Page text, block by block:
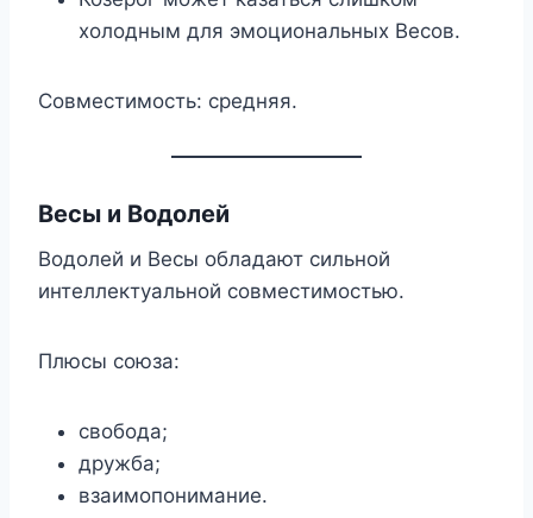
холодным для эмоциональных Весов.
Совместимость: средняя.
Весы и Водолей
Водолей и Весы обладают сильной
интеллектуальной совместимостью.
Плюсы союза:
свобода;
дружба;
взаимопонимание.